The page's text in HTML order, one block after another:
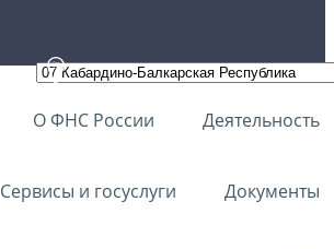
О ФНС России Деятельность
Сервисы и госуслуги Документы